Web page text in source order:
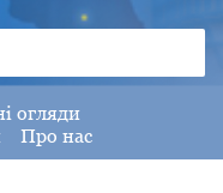
огляди
Про нас